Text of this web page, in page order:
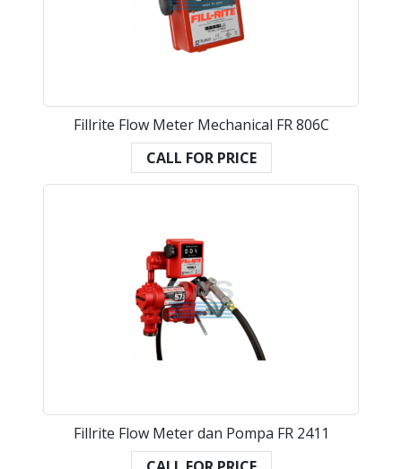
Fillrite Flow Meter Mechanical FR 806C
CALL FOR PRICE
Fillrite Flow Meter dan Pompa FR 2411